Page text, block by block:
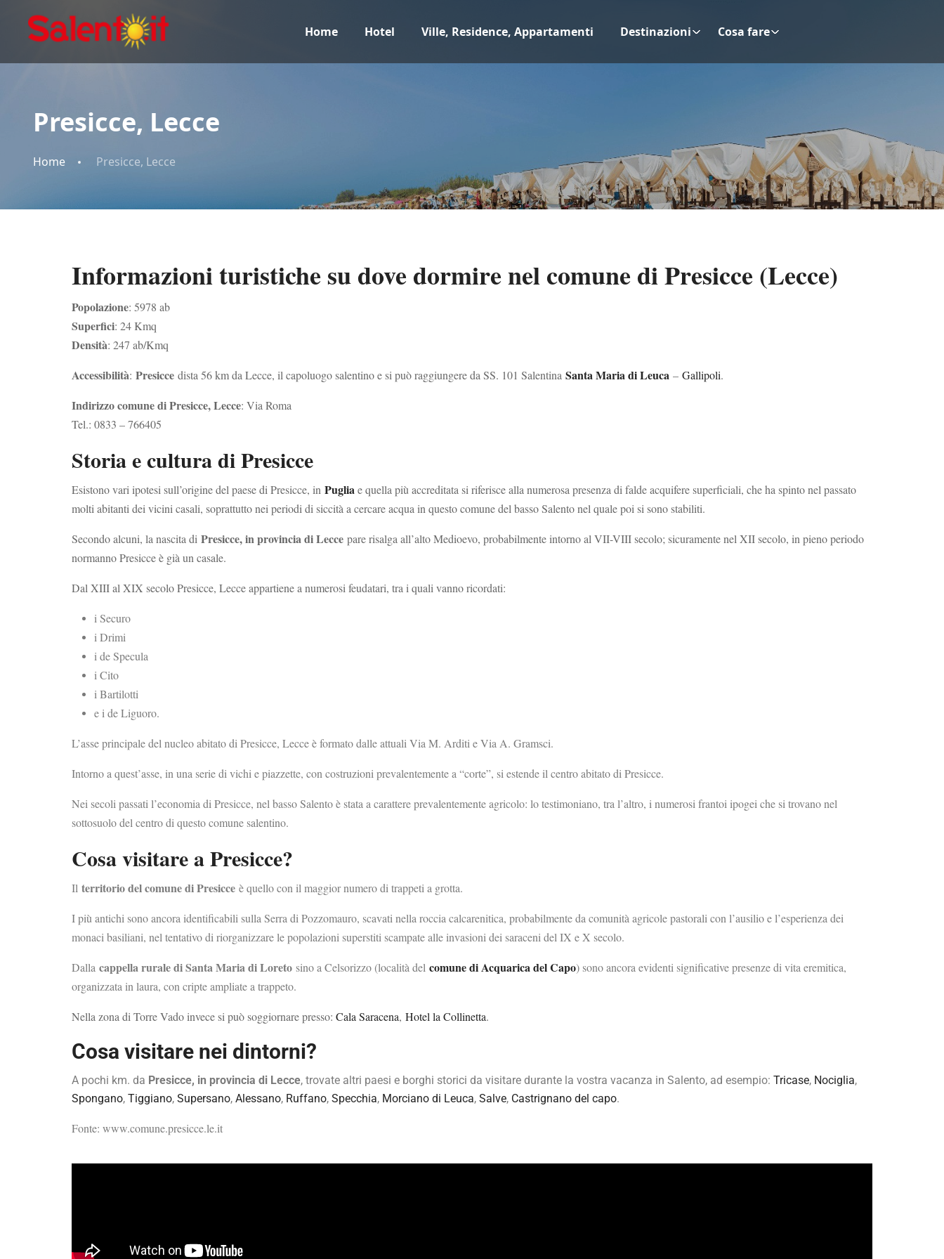
Home Hotel Ville, Residence, Appartamenti Destinazioni Cosa fare
Presicce, Lecce
Home Presicce, Lecce
Informazioni turistiche su dove dormire nel comune di Presicce (Lecce)
Popolazione: 5978 ab
Superfici: 24 Kmq
Densità: 247 ab/Kmq
Accessibilità: Presicce dista 56 km da Lecce, il capoluogo salentino e si può raggiungere da SS. 101 Salentina Santa Maria di Leuca – Gallipoli.
Indirizzo comune di Presicce, Lecce: Via Roma
Tel.: 0833 – 766405
Storia e cultura di Presicce
Esistono vari ipotesi sull’origine del paese di Presicce, in Pugliae quella più accreditata si riferisce alla numerosa presenza di falde acquifere superficiali, che ha spinto nel passato
molti abitanti dei vicini casali, soprattutto nei periodi di siccità a cercare acqua in questo comune del basso Salento nel quale poi si sono stabiliti.
Secondo alcuni, la nascita di Presicce, in provincia di Lecce pare risalga all’alto Medioevo, probabilmente intorno al VII-VIII secolo; sicuramente nel XII secolo, in pieno periodo
normanno Presicce è già un casale.
Dal XIII al XIX secolo Presicce, Lecce appartiene a numerosi feudatari, tra i quali vanno ricordati:
i Securo
i Drimi
i de Specula
i Cito
i Bartilotti
e i de Liguoro.
L’asse principale del nucleo abitato di Presicce, Lecce è formato dalle attuali Via M. Arditi e Via A. Gramsci.
Intorno a quest’asse, in una serie di vichi e piazzette, con costruzioni prevalentemente a “corte”, si estende il centro abitato di Presicce.
Nei secoli passati l’economia di Presicce, nel basso Salento è stata a carattere prevalentemente agricolo: lo testimoniano, tra l’altro, i numerosi frantoi ipogei che si trovano nel
sottosuolo del centro di questo comune salentino.
Cosa visitare a Presicce?
Il territorio del comune di Presicce è quello con il maggior numero di trappeti a grotta.
I più antichi sono ancora identificabili sulla Serra di Pozzomauro, scavati nella roccia calcarenitica, probabilmente da comunità agricole pastorali con l’ausilio e l’esperienza dei
monaci basiliani, nel tentativo di riorganizzare le popolazioni superstiti scampate alle invasioni dei saraceni del IX e X secolo.
Dalla cappella rurale di Santa Maria di Loreto sino a Celsorizzo (località del comune di Acquarica del Capo) sono ancora evidenti significative presenze di vita eremitica,
organizzata in laura, con cripte ampliate a trappeto.
Nella zona di Torre Vado invece si può soggiornare presso: Cala Saracena, Hotel la Collinetta.
Cosa visitare nei dintorni?
A pochi km. da Presicce, in provincia di Lecce, trovate altri paesi e borghi storici da visitare durante la vostra vacanza in Salento, ad esempio: Tricase, Nociglia,
Spongano, Tiggiano, Supersano, Alessano, Ruffano, Specchia, Morciano di Leuca, Salve, Castrignano del capo.
Fonte: www.comune.presicce.le.it